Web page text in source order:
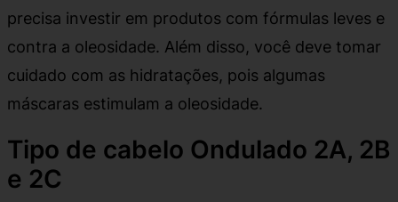
precisa investir em produtos com fórmulas leves e
contra a oleosidade. Além disso, você deve tomar
cuidado com as hidratações, pois algumas
máscaras estimulam a oleosidade.
Tipo de cabelo Ondulado 2A, 2B
e 2C